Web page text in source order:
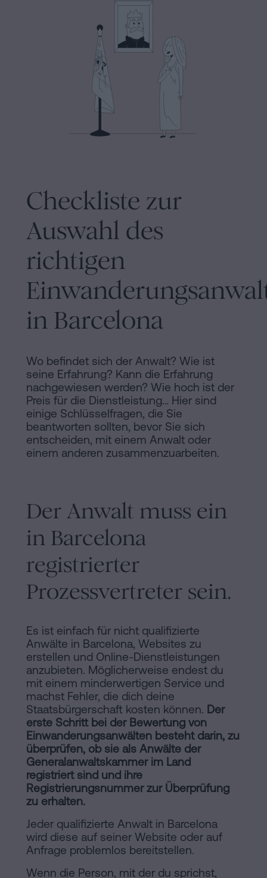
Redaktioneller
Inhaltsprozess
uns
den
Netzwerken
Checkliste zur
Auswahl des
richtigen
in Barcelona
Wo befindet sich der Anwalt? Wie ist
seine Erfahrung? Kann die Erfahrung
nachgewiesen werden? Wie hoch ist der
Preis für die Dienstleistung… Hier sind
einige Schlüsselfragen, die Sie
beantworten sollten, bevor Sie sich
entscheiden, mit einem Anwalt oder
einem anderen zusammenzuarbeiten.
Der Anwalt muss ein
in Barcelona
registrierter
Prozessvertreter sein.
Es ist einfach für nicht qualifizierte
Anwälte in Barcelona, Websites zu
erstellen und Online-Dienstleistungen
anzubieten. Möglicherweise endest du
mit einem minderwertigen Service und
machst Fehler, die dich deine
Staatsbürgerschaft kosten können. Der
erste Schritt bei der Bewertung von
Einwanderungsanwälten besteht darin, zu
überprüfen, ob sie als Anwälte der
Generalanwaltskammer im Land
registriert sind und ihre
Registrierungsnummer zur Überprüfung
zu erhalten.
Jeder qualifizierte Anwalt in Barcelona
wird diese auf seiner Website oder auf
Anfrage problemlos bereitstellen.
Wenn die Person, mit der du sprichst,